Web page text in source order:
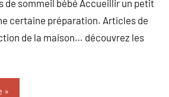
de sommeil bébé Accueillir un petit
certaine préparation. Articles de
de la maison… découvrez les